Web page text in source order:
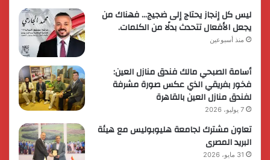
ليس كل إنجاز يحتاج إلى ضجيج… فهناك من
يجعل الأفعال تتحدث بدلًا من الكلمات.
منذ أسبوعين
أسامة الصبحي مالك فندق منازل العين:
فخور بفريقي الذي عكس صورة مشرفة
لفندق منازل العين بالقاهرة
7 يوليو، 2026
تعاون مشترك لجامعة هليوبوليس مع هيئة
البريد المصرى
31 مايو، 2026